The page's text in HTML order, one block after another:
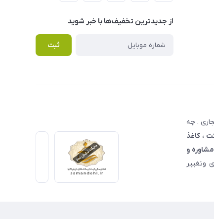
از جدید‌ترین تخفیف‌ها با‌ خبر شوید
ثبت
. چه
، کاغذ
و
وتغییر